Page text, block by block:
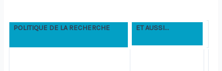
POLITIQUE DE LA RECHERCHE ET AUSSI…